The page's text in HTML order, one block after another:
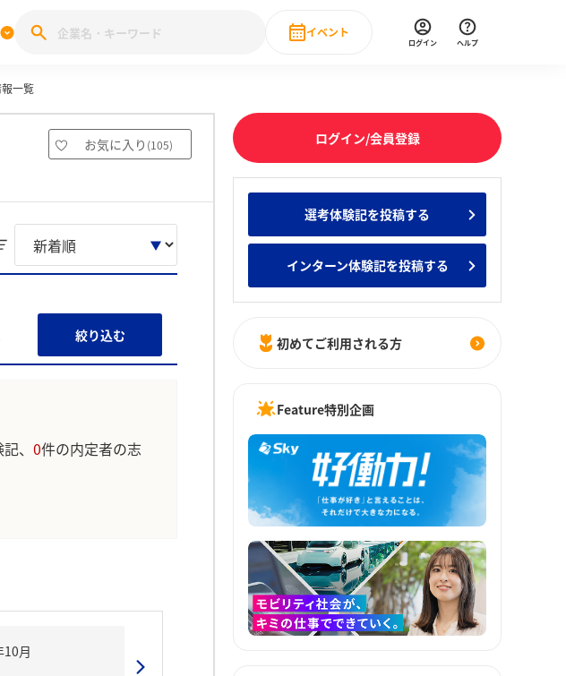
ンペーン
調査
みんなの新卒就職人気企業ランキング みんなのインターン人気企業ランキ
28卒 IT・DX現場社員インタビュー
イベント
直近のイベント一覧
ログイン ヘルプ
一覧
お気に入り (105)
絞り込む
、 0件の内定者の志
月
ログイン/会員登録
選考体験記を投稿する
インターン体験記を投稿する
初めてご利用される方
Feature特別企画